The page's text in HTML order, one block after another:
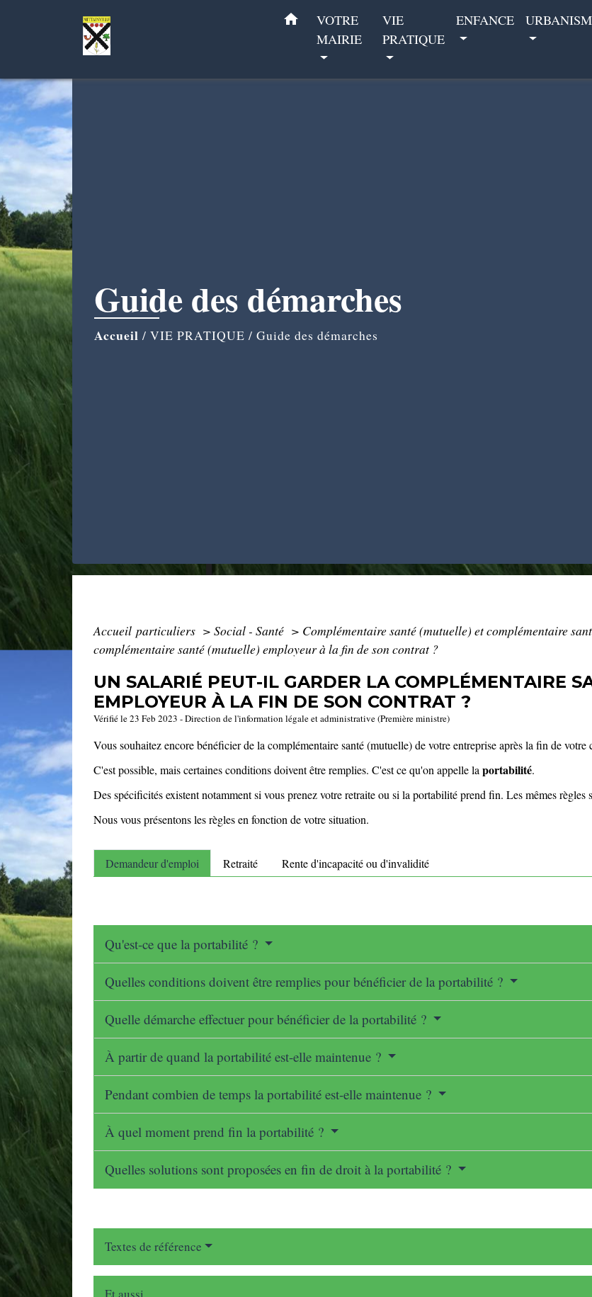
home
VOTRE
MAIRIE
VIE
PRATIQUE
ENFANCE
Guide des démarches
Accueil / VIE PRATIQUE / Guide des démarches
Accueil particuliers > Social - Santé > Complémentaire santé (mutuelle) et complémentaire
complémentaire santé (mutuelle) employeur à la fin de son contrat ?
UN SALARIÉ PEUT-IL GARDER LA COMPLÉMENTAIRE
EMPLOYEUR À LA FIN DE SON CONTRAT ?
Vérifié le 23 Feb 2023 - Direction de l'information légale et administrative (Première ministre)
Vous souhaitez encore bénéficier de la complémentaire santé (mutuelle) de votre entreprise après la fin de votre
C'est possible, mais certaines conditions doivent être remplies. C'est ce qu'on appelle la portabilité.
Des spécificités existent notamment si vous prenez votre retraite ou si la portabilité prend fin. Les mêmes règles
Nous vous présentons les règles en fonction de votre situation.
Demandeur d'emploi Retraité Rente d'incapacité ou d'invalidité
Qu'est-ce que la portabilité ?
Quelles conditions doivent être remplies pour bénéficier de la portabilité ?
Quelle démarche effectuer pour bénéficier de la portabilité ?
À partir de quand la portabilité est-elle maintenue ?
Pendant combien de temps la portabilité est-elle maintenue ?
À quel moment prend fin la portabilité ?
Quelles solutions sont proposées en fin de droit à la portabilité ?
Textes de référence
Et aussi